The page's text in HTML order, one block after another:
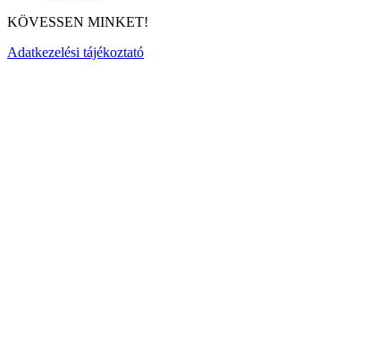
KÖVESSEN MINKET!
Adatkezelési tájékoztató